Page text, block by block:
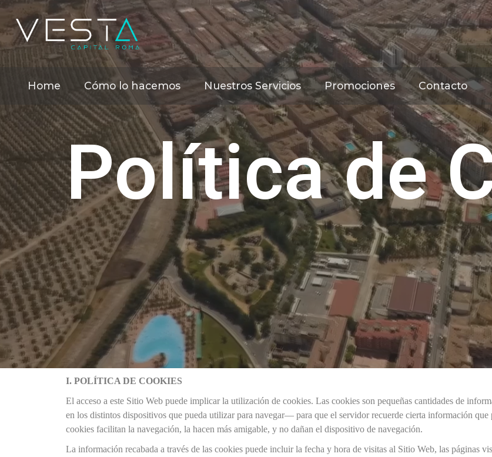
Home Cómo lo hacemos Nuestros Servicios Promociones Contacto
Política de
I. POLÍTICA DE COOKIES
El acceso a este Sitio Web puede implicar la utilización de cookies. Las cookies son pequeñas cantidades de
en los distintos dispositivos que pueda utilizar para navegar— para que el servidor recuerde cierta información
cookies facilitan la navegación, la hacen más amigable, y no dañan el dispositivo de navegación.
La información recabada a través de las cookies puede incluir la fecha y hora de visitas al Sitio Web, las páginas